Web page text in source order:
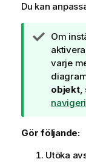
Du kan
A
n
t
e
c
k
i
g
Om
varje
objekt,
Gör följande:
Utöka